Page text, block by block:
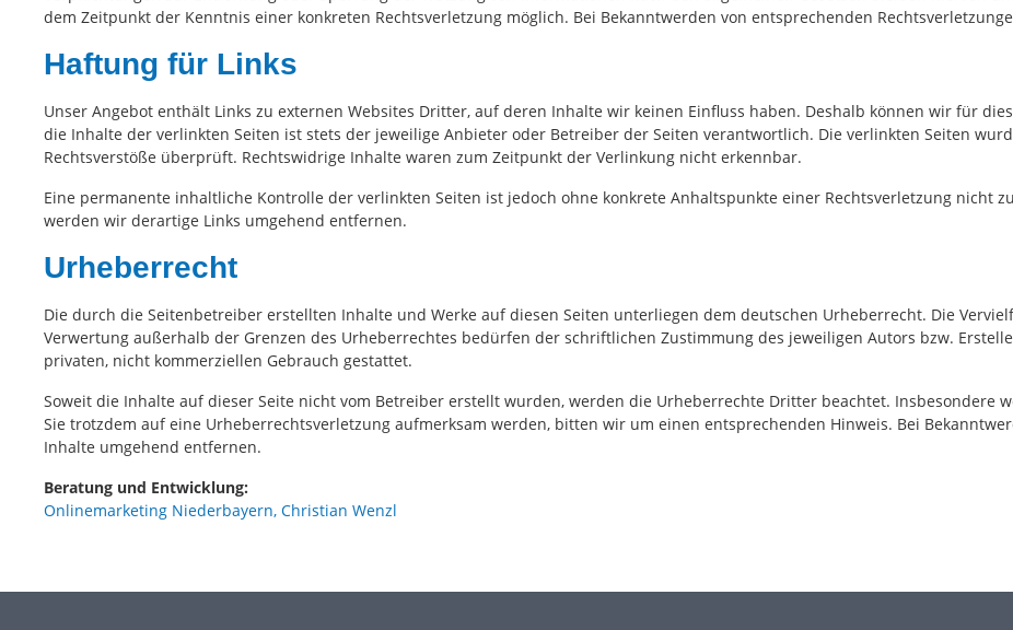
dem Zeitpunkt der Kenntnis einer konkreten Rechtsverletzung möglich. Bei Bekanntwerden von entsprechenden
Haftung für Links
Unser Angebot enthält Links zu externen Websites Dritter, auf deren Inhalte wir keinen Einfluss haben. Deshalb können wir für
die Inhalte der verlinkten Seiten ist stets der jeweilige Anbieter oder Betreiber der Seiten verantwortlich. Die verlinkten Seiten
Rechtsverstöße überprüft. Rechtswidrige Inhalte waren zum Zeitpunkt der Verlinkung nicht erkennbar.
Eine permanente inhaltliche Kontrolle der verlinkten Seiten ist jedoch ohne konkrete Anhaltspunkte einer Rechtsverletzung nicht
werden wir derartige Links umgehend entfernen.
Urheberrecht
Die durch die Seitenbetreiber erstellten Inhalte und Werke auf diesen Seiten unterliegen dem deutschen Urheberrecht. Die
Verwertung außerhalb der Grenzen des Urheberrechtes bedürfen der schriftlichen Zustimmung des jeweiligen Autors bzw.
privaten, nicht kommerziellen Gebrauch gestattet.
Soweit die Inhalte auf dieser Seite nicht vom Betreiber erstellt wurden, werden die Urheberrechte Dritter beachtet. Insbesondere
Sie trotzdem auf eine Urheberrechtsverletzung aufmerksam werden, bitten wir um einen entsprechenden Hinweis. Bei
Inhalte umgehend entfernen.
Beratung und Entwicklung:
Onlinemarketing Niederbayern, Christian Wenzl